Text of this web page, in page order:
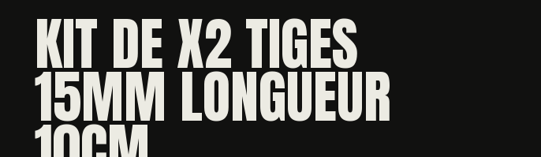
KIT DE X2 TIGES
15MM LONGUEUR